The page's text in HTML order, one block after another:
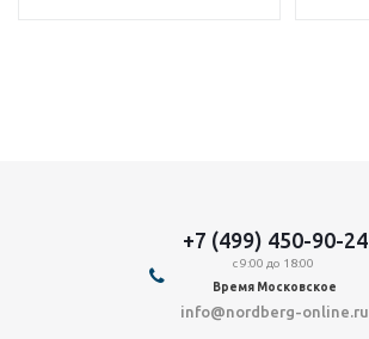
+7 (499) 450-90-24
с 9:00 до 18:00
Время Московское
info@nordberg-online.ru